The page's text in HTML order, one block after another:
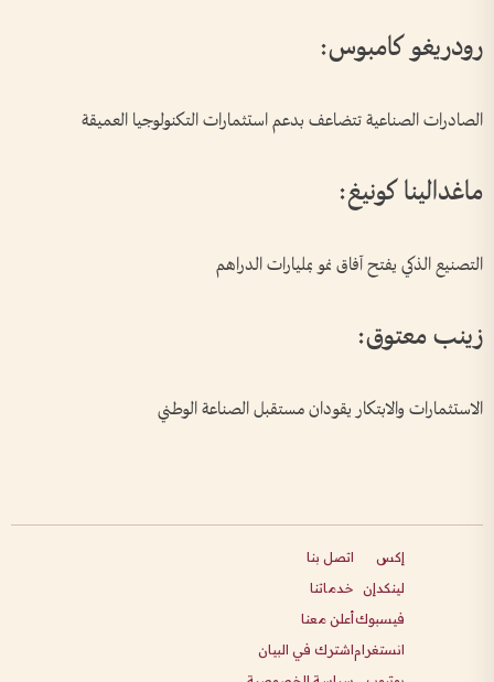
رودريغو كامبوس:
الصادرات الصناعية تتضاعف بدعم استثمارات التكنولوجيا العميقة
ماغدالينا كونيغ:
التصنيع الذكي يفتح آفاق نمو بمليارات الدراهم
زينب معتوق:
الاستثمارات والابتكار يقودان مستقبل الصناعة الوطني
إكس
لينكدإن
فيسبوك
انستغرام
اتصل بنا
خدماتنا
أعلن معنا
اشترك في البيان